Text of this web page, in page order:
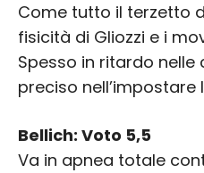
Come tutto il terzetto
fisicità di Gliozzi e i
Spesso in ritardo nelle
preciso nell’impostare
Bellich: Voto 5,5
Va in apnea totale